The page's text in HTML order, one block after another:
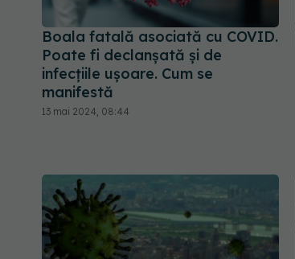
Boala fatală asociată cu COVID.
Poate fi declanșată și de
infecțiile ușoare. Cum se
manifestă
13 mai 2024, 08:44